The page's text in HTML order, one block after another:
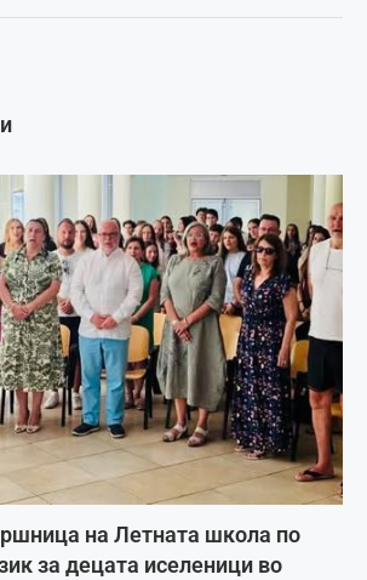
на Летната школа по
за децата иселеници во